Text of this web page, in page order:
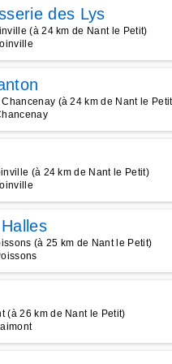
des Lys
(à 24 km de Nant le Petit)
(à 24 km de Nant le
(à 24 km de Nant le Petit)
(à 25 km de Nant le Petit)
(à 26 km de Nant le Petit)